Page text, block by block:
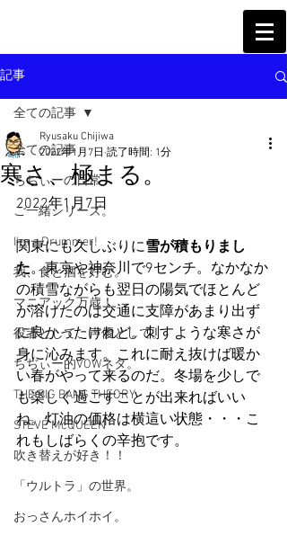
記事
全ての記事
ちぢぃーの日常
ご一緒シリーズ。
I'm a Drummer!
我、食と酒を好む。
マニアック万歳！
役者として、声優として。
ちぢぃー的VOWネタ。
THE BIG BANG THEORY
STEVE McQUEEN
吹き替えが好き！！
「ウルトラ」の世界。
おっさんホイホイ。
全ての記事
寒さ、極まる。
Ryusaku Chijiwa
2022年1月7日 読了時間: 1分
2022年1月7日
関東にも久しぶりに雪が積もりまし
た。東京や神奈川で9センチ。なかなか
の積雪ながらも翌日の陽気でほとんど
が溶けたのは交通に支障があまり出ず
に良かったけれど。刺すような寒さが
身に沁みます。これに耐え抜けば暖か
い春がやって来るのだ。冬場を少しで
も楽しく過ごすことが出来ればいい
ね。灯油の価格は横這い状態・・・こ
れもしばらくの辛抱です。